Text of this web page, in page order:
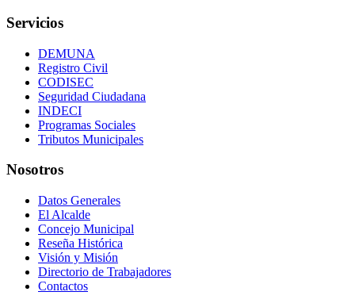
Servicios
DEMUNA
Registro Civil
CODISEC
Seguridad Ciudadana
INDECI
Programas Sociales
Tributos Municipales
Nosotros
Datos Generales
El Alcalde
Concejo Municipal
Reseña Histórica
Visión y Misión
Directorio de Trabajadores
Contactos